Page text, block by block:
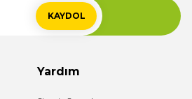
KAYDOL
Yardım